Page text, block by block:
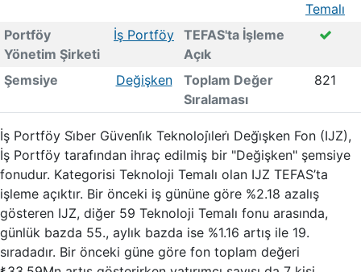
Temalı
Portföy
Yönetim Şirketi
İş Portföy TEFAS'ta İşleme
Açık
Şemsiye
Değişken
Toplam Değer
Sıralaması
821
İş Portföy Si̇ber Güvenli̇k Teknoloji̇leri̇ Deği̇şken Fon (IJZ),
İş Portföy tarafından ihraç edilmiş bir "Değişken" şemsiye
fonudur. Kategorisi Teknoloji Temalı olan IJZ TEFAS’ta
işleme açıktır. Bir önceki iş gününe göre %2.18 azalış
gösteren IJZ, diğer 59 Teknoloji Temalı fonu arasında,
günlük bazda 55., aylık bazda ise %1.16 artış ile 19.
sıradadır. Bir önceki güne göre fon toplam değeri